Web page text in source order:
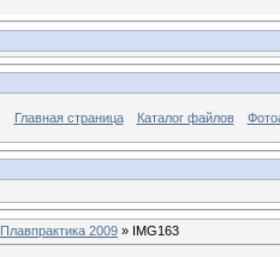
Главная страница Каталог файлов
Плавпрактика 2009 » IMG163